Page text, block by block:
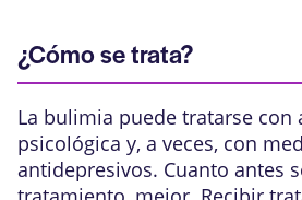
¿Cómo se trata?
La bulimia puede tratarse con
psicológica y, a veces, con
antidepresivos. Cuanto antes